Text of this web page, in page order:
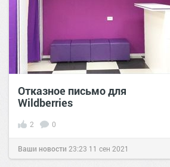
Отказное письмо для
Wildberries
2 0
Ваши новости 23:23 11 сен 2021